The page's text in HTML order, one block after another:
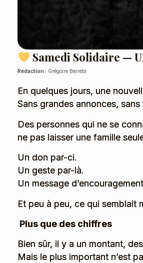
Samedi Solidaire —
Rédaction : Grégoire Berrebi
En quelques jours, une
Sans grandes annonces, sans
Des personnes qui ne se
ne pas laisser une famille
Un don par-ci.
Un geste par-là.
Un message
Et peu à peu, ce qui semblait
Plus que des chiffres
Bien sûr, il y a un montant,
Mais le plus important n’est